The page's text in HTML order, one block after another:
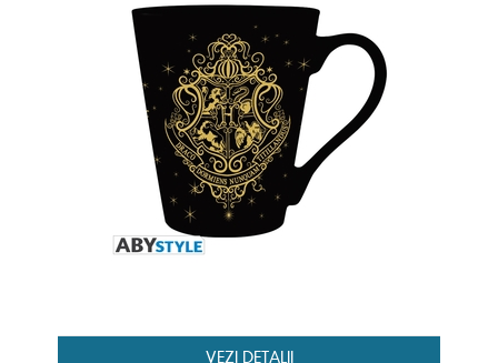
VEZI DETALII